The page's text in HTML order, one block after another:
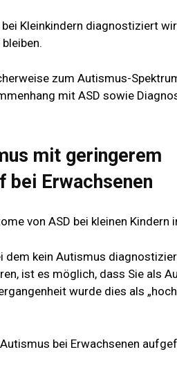
Kleinkindern diagnostiziert
zum Autismus-
mit ASD sowie
mit geringerem
bei Erwachsenen
von ASD bei kleinen
dem kein Autismus
ist es möglich, dass Sie als
wurde dies als
bei Erwachsenen